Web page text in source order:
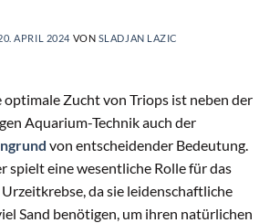
APRIL 2024 VON SLADJAN LAZIC
optimale Zucht von Triops ist neben der
Aquarium-Technik auch der
von entscheidender Bedeutung.
spielt eine wesentliche Rolle für das
da sie leidenschaftliche
Sand benötigen, um ihren natürlichen